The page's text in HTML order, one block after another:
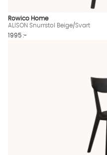
Rowico Home
ALISON Snurrstol Beige/Svart
1995 :-